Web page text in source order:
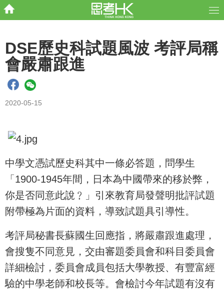
DSE歷史科試題風波 考評局稱
會嚴肅跟進
2020-05-15
中學文憑試歷史科其中一條必答題，問學生
「1900-1945年間，日本為中國帶來的移於弊，
你是否同意此說﹖」引來教育局發聲明批評試題
附帶極為片面的資料，導致試題具引導性。
考評局秘書長蘇國生回應指，將嚴肅跟進處理，
會搜隻不同意見，交由審題委員會和科目委員會
詳細檢討，委員會成員包括大學教授、有豐富經
驗的中學老師和校長等。會檢討今年試題有沒有